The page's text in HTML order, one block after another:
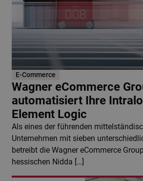
E-Commerce
Wagner eCommerce
automatisiert Ihre
Element Logic
Als eines der führenden
Unternehmen mit sieben
betreibt die Wagner eCommerce
hessischen Nidda […]